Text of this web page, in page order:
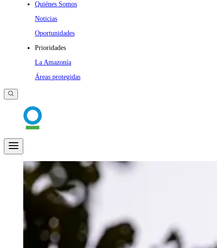
Quiénes Somos
Noticias
Oportunidades
Prioridades
La Amazonía
Áreas protegidas